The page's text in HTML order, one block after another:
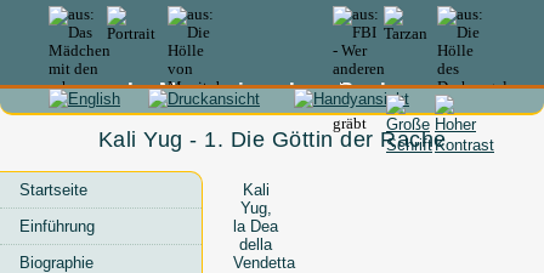
In Memoriam Lex Barker
Kali Yug - 1. Die Göttin der Rache
Startseite
Einführung
Biographie
Kali
Yug,
la Dea
della
Vendetta